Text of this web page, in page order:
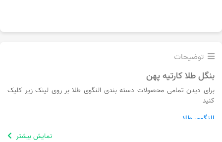
توضیحات
بنگل طلا کارتیه پهن
برای دیدن تمامی محصولات دسته بندی النگوی طلا بر روی لینک زیر کلیک
کنید
النگوی طلا
نمایش بیشتر